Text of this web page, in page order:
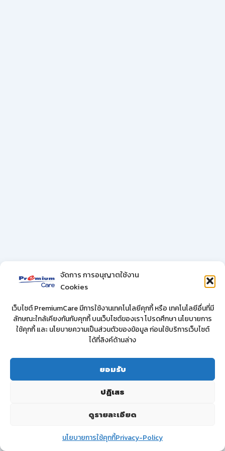
จัดการ การอนุญาตใช้งาน
Cookies
เว็บไซต์ PremiumCare มีการใช้งานเทคโนโลยีคุกกี้ หรือ เทคโนโลยีอื่นที่มี
ลักษณะใกล้เคียงกันกับคุกกี้ บนเว็บไซต์ของเรา โปรดศึกษา นโยบายการ
ใช้คุกกี้ และ นโยบายความเป็นส่วนตัวของข้อมูล ก่อนใช้บริการเว็บไซต์
ได้ที่ลิงค์ด้านล่าง
ยอมรับ
ปฏิเสธ
ดูรายละเอียด
นโยบายการใช้คุกกี้Privacy-Policy